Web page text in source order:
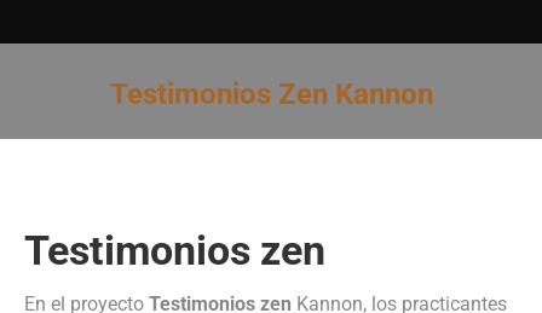
Testimonios Zen Kannon
Testimonios zen
En el proyecto Testimonios zen Kannon, los practicantes